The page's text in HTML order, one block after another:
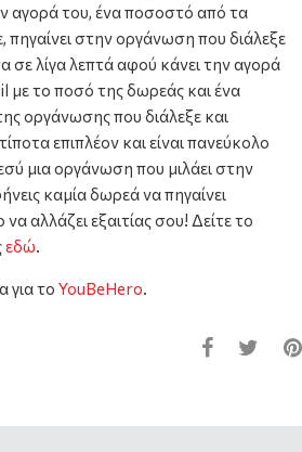
αγορά του, ένα ποσοστό από τα
στην οργάνωση που διάλεξε
λίγα λεπτά αφού κάνει την αγορά
με το ποσό της δωρεάς και ένα
οργάνωσης που διάλεξε και
επιπλέον και είναι πανεύκολο
μια οργάνωση που μιλάει στην
καμία δωρεά να πηγαίνει
αλλάζει εξαιτίας σου! Δείτε το
εδώ.
για το YouBeHero.